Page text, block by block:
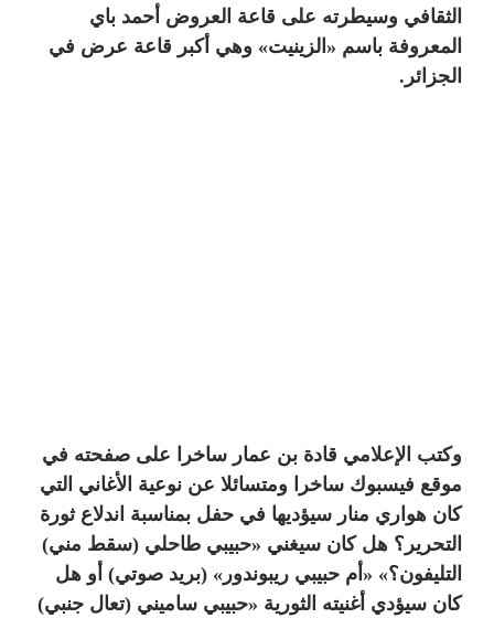
الثقافي وسيطرته على قاعة العروض أحمد باي
المعروفة باسم «الزينيت» وهي أكبر قاعة عرض في
الجزائر.
وكتب الإعلامي قادة بن عمار ساخرا على صفحته في
موقع فيسبوك ساخرا ومتسائلا عن نوعية الأغاني التي
كان هواري منار سيؤديها في حفل بمناسبة اندلاع ثورة
التحرير؟ هل كان سيغني «حبيبي طاحلي (سقط مني)
التليفون؟» «أم حبيبي ريبوندور» (بريد صوتي) أو هل
كان سيؤدي أغنيته الثورية «حبيبي ساميني (تعال جنبي)